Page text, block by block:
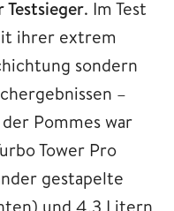
. Im Test
ihrer extrem
sondern
–
Pommes war
Tower Pro
gestapelte
und 4,3 Litern